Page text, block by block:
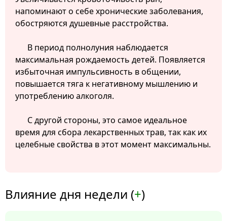
напоминают о себе хронические заболевания,
обостряются душевные расстройства.
В период полнолуния наблюдается
максимальная рождаемость детей. Появляется
избыточная импульсивность в общении,
повышается тяга к негативному мышлению и
употреблению алкоголя.
С другой стороны, это самое идеальное
время для сбора лекарственных трав, так как их
целебные свойства в этот момент максимальны.
Влияние дня недели (+)